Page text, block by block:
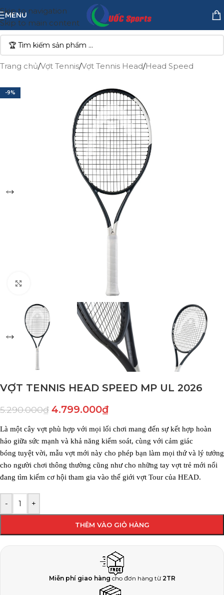
Skip to navigation
Skip to main content
MENU
Trang chủ/Vợt Tennis/Vợt Tennis Head/Head Speed
-9%
VỢT TENNIS HEAD SPEED MP UL 2026
5.290.000₫ 4.799.000₫
Là một cây vợt phù hợp với mọi lối chơi mang đến sự kết hợp hoàn
hảo giữa sức mạnh và khả năng kiểm soát, cùng với cảm giác
bóng tuyệt vời, mẫu vợt mới này cho phép bạn làm mọi thứ và lý tưởng
cho người chơi thông thường cũng như cho những tay vợt trẻ mới nổi
đang tìm kiếm cơ hội tham gia vào thế giới vợt Tour của HEAD.
- +
THÊM VÀO GIỎ HÀNG
Miễn phí giao hàng cho đơn hàng từ 2TR